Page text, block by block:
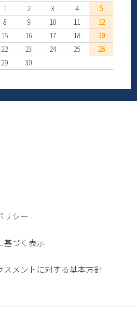
1
2 3 4
5
8 9 10 11
12
15 16 17 18
19
22 23 24 25
26
29 30
リシー
基づく表示
スメントに対する基本方針